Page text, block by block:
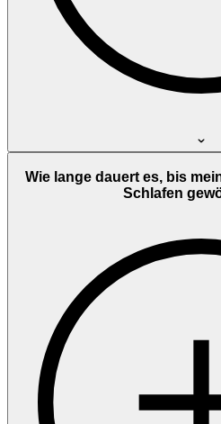
Wie lange dauert es, bis
Schlafen